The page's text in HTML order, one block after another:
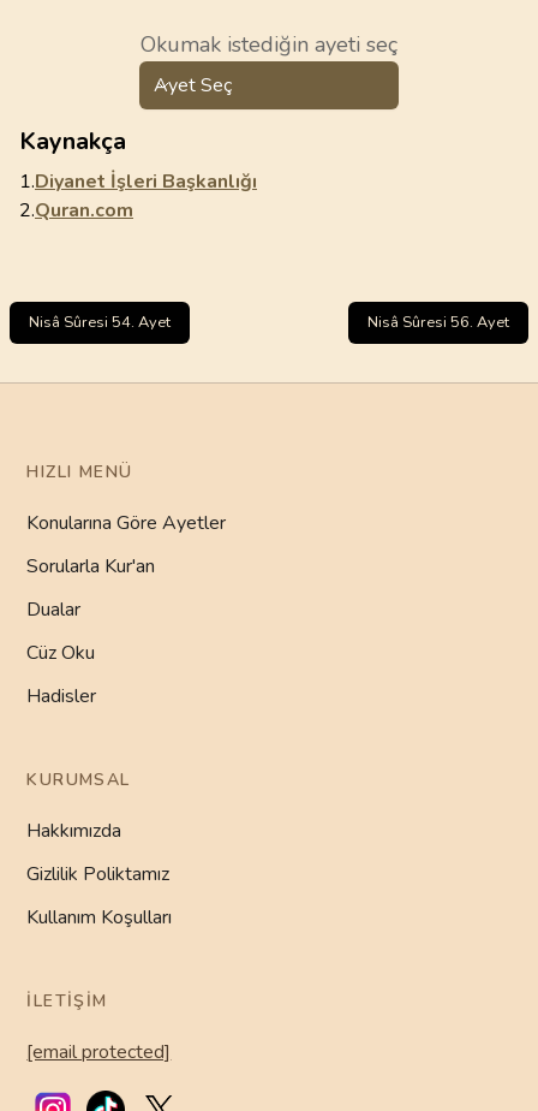
Okumak istediğin ayeti seç
Ayet Seç
Kaynakça
1.Diyanet İşleri Başkanlığı
2.Quran.com
Nisâ Sûresi 54. Ayet Nisâ Sûresi 56. Ayet
HIZLI MENÜ
Konularına Göre Ayetler
Sorularla Kur'an
Dualar
Cüz Oku
Hadisler
KURUMSAL
Hakkımızda
Gizlilik Poliktamız
Kullanım Koşulları
İLETIŞIM
[email protected]